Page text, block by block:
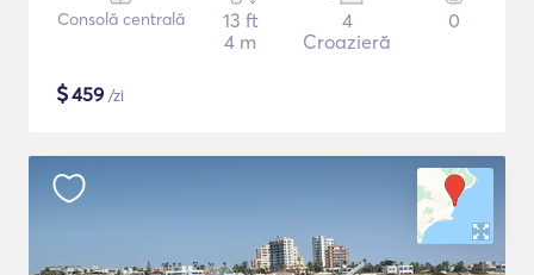
Consolă centrală
13 ft
4 m
4
Croazieră
0
$459 /zi